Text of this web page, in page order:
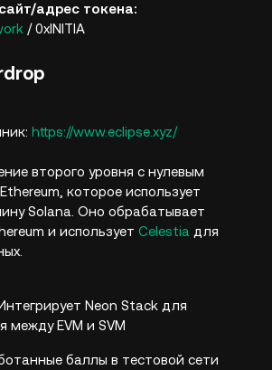
адрес токена:
/ 0xINITIA
https://www.eclipse.xyz/
второго уровня с нулевым
которое использует
Solana. Оно обрабатывает
и использует Celestia для
Neon Stack для
между EVM и SVM
баллы в тестовой сети